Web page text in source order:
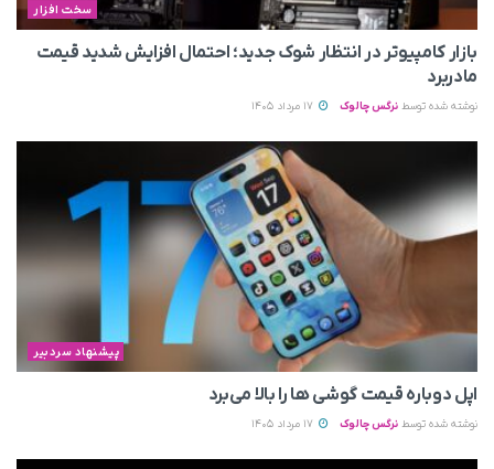
سخت افزار
بازار کامپیوتر در انتظار شوک جدید؛ احتمال افزایش شدید قیمت
مادربرد
نوشته شده توسط نرگس چالوک
پیشنهاد سردبیر
اپل دوباره قیمت‌ گوشی ها را بالا می‌برد
نوشته شده توسط نرگس چالوک